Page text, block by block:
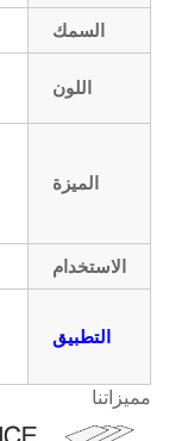
السمك
اللون
الميزة
الاستخدام
التطبيق
مميزاتنا